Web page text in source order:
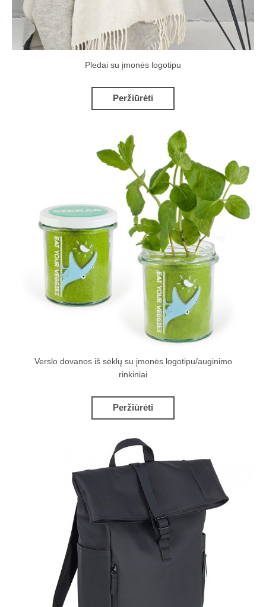
Pledai su įmonės logotipu
Peržiūrėti
Verslo dovanos iš sėklų su įmonės logotipu/auginimo
rinkiniai
Peržiūrėti